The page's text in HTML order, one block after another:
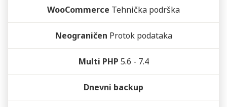
WooCommerce Tehnička podrška
Neograničen Protok podataka
Multi PHP 5.6 - 7.4
Dnevni backup